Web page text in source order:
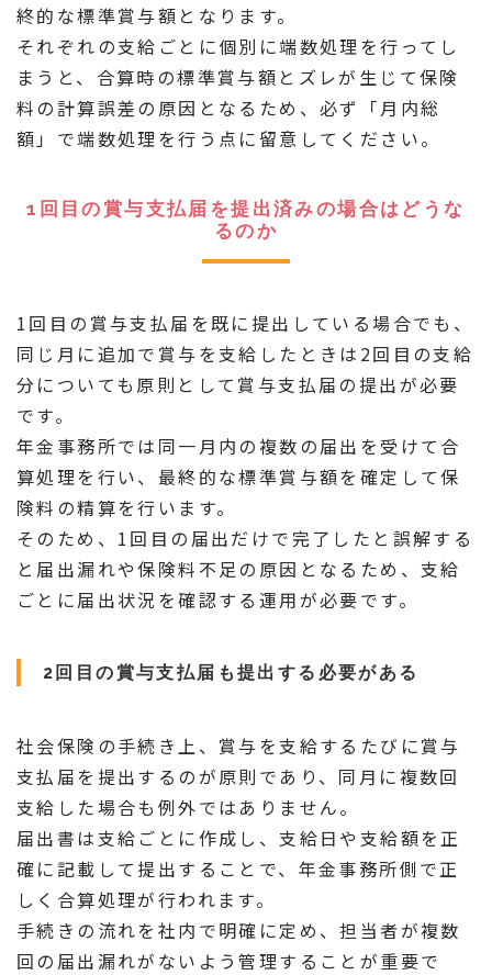
終的な標準賞与額となります。
それぞれの支給ごとに個別に端数処理を行ってし
まうと、合算時の標準賞与額とズレが生じて保険
料の計算誤差の原因となるため、必ず「月内総
額」で端数処理を行う点に留意してください。
1回目の賞与支払届を提出済みの場合はどうな
るのか
1回目の賞与支払届を既に提出している場合でも、
同じ月に追加で賞与を支給したときは2回目の支給
分についても原則として賞与支払届の提出が必要
です。
年金事務所では同一月内の複数の届出を受けて合
算処理を行い、最終的な標準賞与額を確定して保
険料の精算を行います。
そのため、1回目の届出だけで完了したと誤解する
と届出漏れや保険料不足の原因となるため、支給
ごとに届出状況を確認する運用が必要です。
2回目の賞与支払届も提出する必要がある
社会保険の手続き上、賞与を支給するたびに賞与
支払届を提出するのが原則であり、同月に複数回
支給した場合も例外ではありません。
届出書は支給ごとに作成し、支給日や支給額を正
確に記載して提出することで、年金事務所側で正
しく合算処理が行われます。
手続きの流れを社内で明確に定め、担当者が複数
回の届出漏れがないよう管理することが重要で